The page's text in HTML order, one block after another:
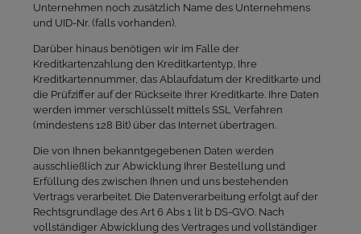
Unternehmen noch zusätzlich Name des Unternehmens
und UID-Nr. (falls vorhanden).
Darüber hinaus benötigen wir im Falle der
Kreditkartenzahlung den Kreditkartentyp, Ihre
Kreditkartennummer, das Ablaufdatum der Kreditkarte und
die Prüfziffer auf der Rückseite Ihrer Kreditkarte. Ihre Daten
werden immer verschlüsselt mittels SSL Verfahren
(mindestens 128 Bit) über das Internet übertragen.
Die von Ihnen bekanntgegebenen Daten werden
ausschließlich zur Abwicklung Ihrer Bestellung und
Erfüllung des zwischen Ihnen und uns bestehenden
Vertrags verarbeitet. Die Datenverarbeitung erfolgt auf der
Rechtsgrundlage des Art 6 Abs 1 lit b DS-GVO. Nach
vollständiger Abwicklung des Vertrages und vollständiger